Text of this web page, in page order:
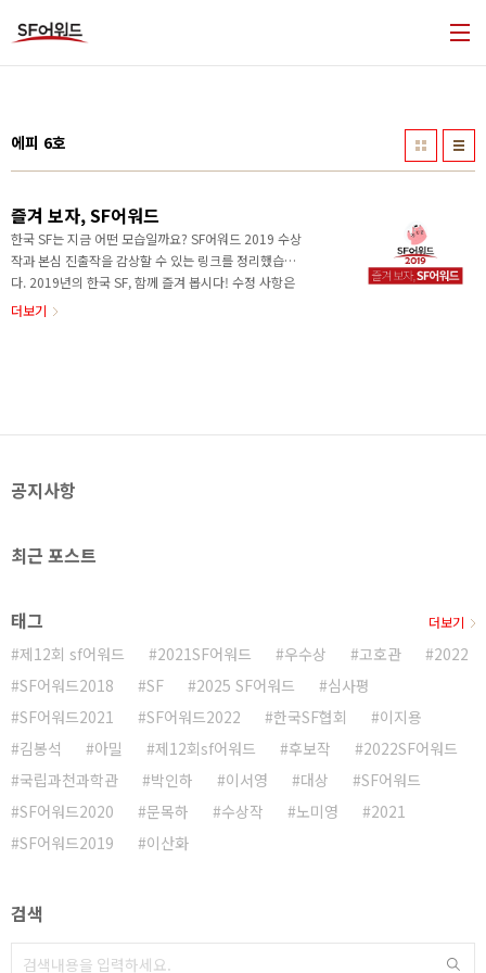
에피 6호
즐겨 보자, SF어워드
한국 SF는 지금 어떤 모습일까요? SF어워드 2019 수상
작과 본심 진출작을 감상할 수 있는 링크를 정리했습니
다. 2019년의 한국 SF, 함께 즐겨 봅시다! 수정 사항은
koreasf.award@gmail.com으로 제보해주세요! 장편
라딘 예스24 인터파크 SF어워드 2019 장편소설 부문
정보라 《붉은 칼》 교보 알라딘 ..
더보기
공지사항
최근 포스트
태그
제12회 sf어워드 2021SF어워드 우수상 고호관
2022
SF어워드2018
SF 2025 SF어워드
심사평
SF어워드2021
SF어워드2022 한국SF협회
이지용
김봉석
아밀 제12회sf어워드 후보작
2022SF어워드
국립과천과학관
박인하 이서영 대상
SF어워드
SF어워드2020
문목하 수상작 노미영
2021
SF어워드2019
이산화
더보기
검색